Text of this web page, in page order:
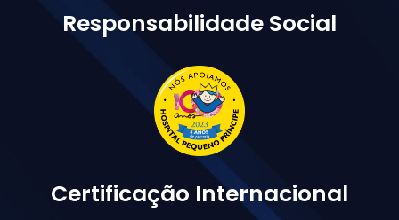
Responsabilidade Social
Certificação Internacional